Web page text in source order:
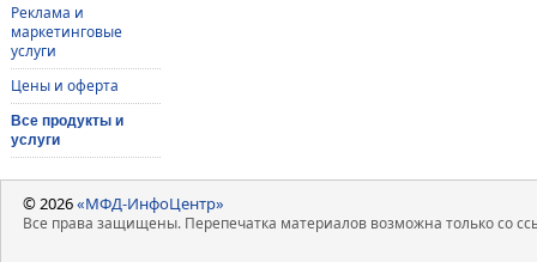
Реклама и
маркетинговые
услуги
Цены и оферта
Все продукты и
услуги
© 2026«МФД-ИнфоЦентр»
Все права защищены. Перепечатка материалов возможна только со